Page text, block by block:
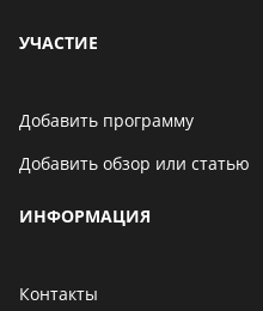
УЧАСТИЕ
Добавить программу
Добавить обзор или статью
ИНФОРМАЦИЯ
Контакты